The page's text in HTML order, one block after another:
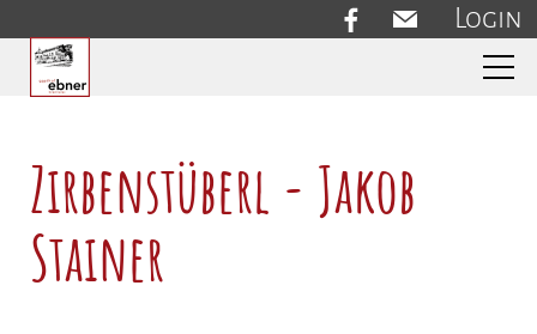
Login
Aktuelles
Gasthof
Zirbenstüberl - Jakob
Stainer